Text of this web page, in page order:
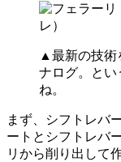
▲最新の技術
ナログ。とい
ね。
まず、シフトレバ
ートとシフトレバ
リから削り出して